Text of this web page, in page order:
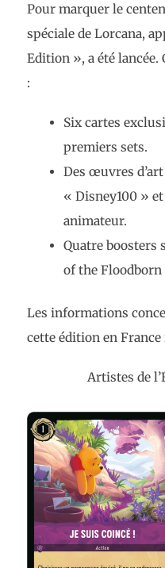
Pour marquer le
spéciale de Lorcana,
Edition », a été
:
Six cartes
premiers sets.
Des œuvres
« Disney100 »
animateur.
Quatre boosters
of the Floodborn
Les informations
cette édition en
Artistes de